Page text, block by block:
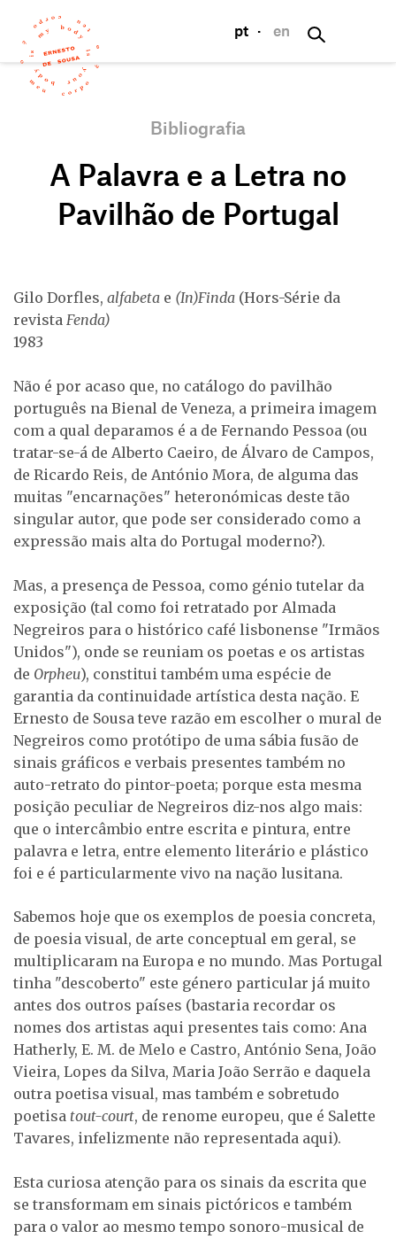
pt · en
Bibliografia
A Palavra e a Letra no
Pavilhão de Portugal
Gilo Dorfles, alfabeta e (In)Finda (Hors-Série da
revista Fenda)
1983
Não é por acaso que, no catálogo do pavilhão
português na Bienal de Veneza, a primeira imagem
com a qual deparamos é a de Fernando Pessoa (ou
tratar-se-á de Alberto Caeiro, de Álvaro de Campos,
de Ricardo Reis, de António Mora, de alguma das
muitas "encarnações" heteronómicas deste tão
singular autor, que pode ser considerado como a
expressão mais alta do Portugal moderno?).
Mas, a presença de Pessoa, como génio tutelar da
exposição (tal como foi retratado por Almada
Negreiros para o histórico café lisbonense "Irmãos
Unidos"), onde se reuniam os poetas e os artistas
de Orpheu), constitui também uma espécie de
garantia da continuidade artística desta nação. E
Ernesto de Sousa teve razão em escolher o mural de
Negreiros como protótipo de uma sábia fusão de
sinais gráficos e verbais presentes também no
auto-retrato do pintor-poeta; porque esta mesma
posição peculiar de Negreiros diz-nos algo mais:
que o intercâmbio entre escrita e pintura, entre
palavra e letra, entre elemento literário e plástico
foi e é particularmente vivo na nação lusitana.
Sabemos hoje que os exemplos de poesia concreta,
de poesia visual, de arte conceptual em geral, se
multiplicaram na Europa e no mundo. Mas Portugal
tinha "descoberto" este género particular já muito
antes dos outros países (bastaria recordar os
nomes dos artistas aqui presentes tais como: Ana
Hatherly, E. M. de Melo e Castro, António Sena, João
Vieira, Lopes da Silva, Maria João Serrão e daquela
outra poetisa visual, mas também e sobretudo
poetisa tout-court, de renome europeu, que é Salette
Tavares, infelizmente não representada aqui).
Esta curiosa atenção para os sinais da escrita que
se transformam em sinais pictóricos e também
para o valor ao mesmo tempo sonoro-musical de